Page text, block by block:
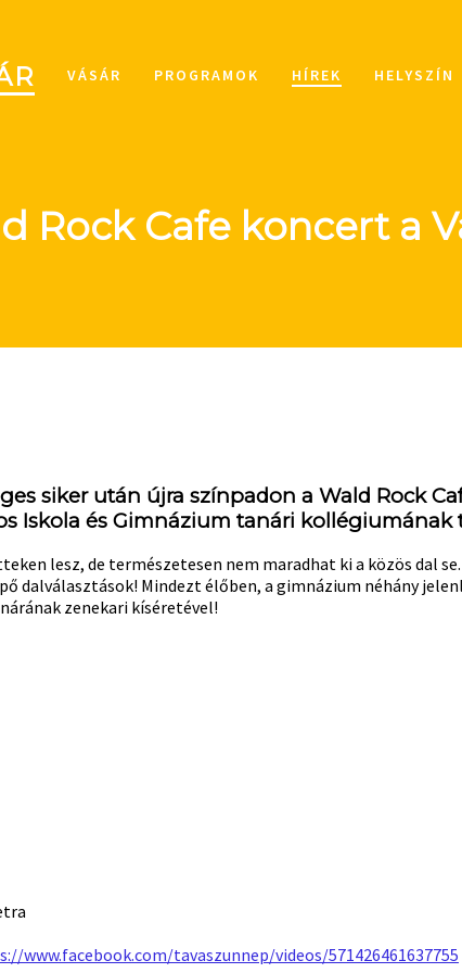
VÁSÁR PROGRAMOK HÍREK HELYSZÍN
Rock Cafe koncert a
siker után újra színpadon a Wald Rock
Iskola és Gimnázium tanári kollégiumának
lesz, de természetesen nem maradhat ki a közös dal
dalválasztások! Mindezt élőben, a gimnázium néhány
zenekari kíséretével!
www.facebook.com/tavaszunnep/videos/571426461637755